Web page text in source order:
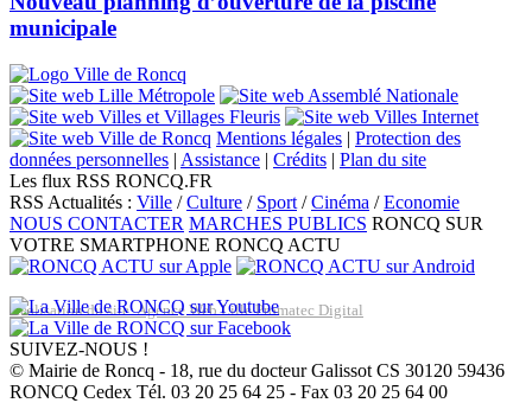
municipale
Mentions légales | Protection des
données personnelles | Assistance | Crédits | Plan du site
Les flux RSS RONCQ.FR
RSS Actualités : Ville /Culture / Sport /Cinéma /Economie
NOUS CONTACTER MARCHES PUBLICS RONCQ SUR
VOTRE SMARTPHONE RONCQ ACTU
Réalisation du site: Agence Web Lille Promatec Digital
SUIVEZ-NOUS !
© Mairie de Roncq - 18, rue du docteur Galissot CS 30120 59436
RONCQ Cedex Tél. 03 20 25 64 25 - Fax 03 20 25 64 00